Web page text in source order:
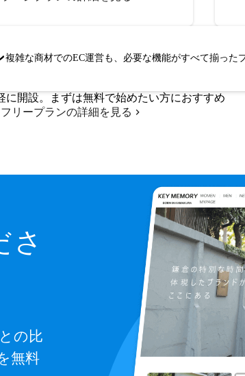
複雑な商材でのEC運営も、必要な機能がすべて揃った
に開設。まずは無料で始めたい方におすすめ
フリープランの詳細を見る
さ
の比
無料